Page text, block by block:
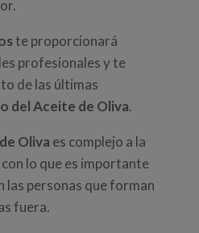
te proporcionará
profesionales y te
de las últimas
del Aceite de Oliva.
Oliva es complejo a la
lo que es importante
las personas que forman
fuera.